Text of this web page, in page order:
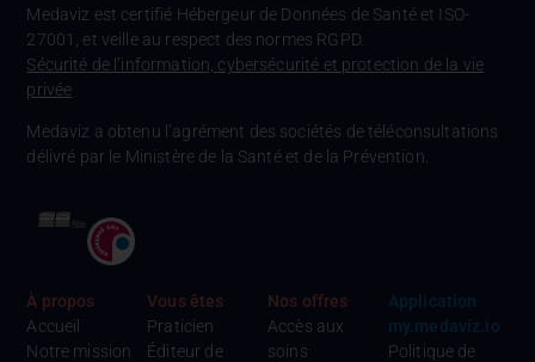
Medaviz est certifié Hébergeur de Données de Santé et ISO-
27001, et veille au respect des normes RGPD.
Sécurité de l’information, cybersécurité et protection de la vie
privée
Medaviz a obtenu l’agrément des sociétés de téléconsultations
délivré par le Ministère de la Santé et de la Prévention.
À propos
Accueil
Notre mission
Vous êtes
Praticien
Éditeur de
Nos offres
Accès aux
soins
Application
my.medaviz.io
Politique de